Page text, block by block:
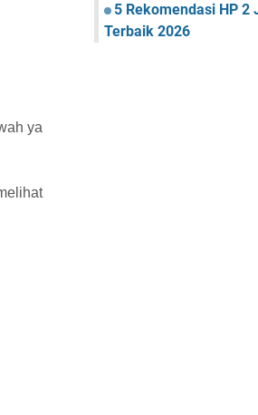
ya
5 Rekomendasi HP 2
Terbaik 2026